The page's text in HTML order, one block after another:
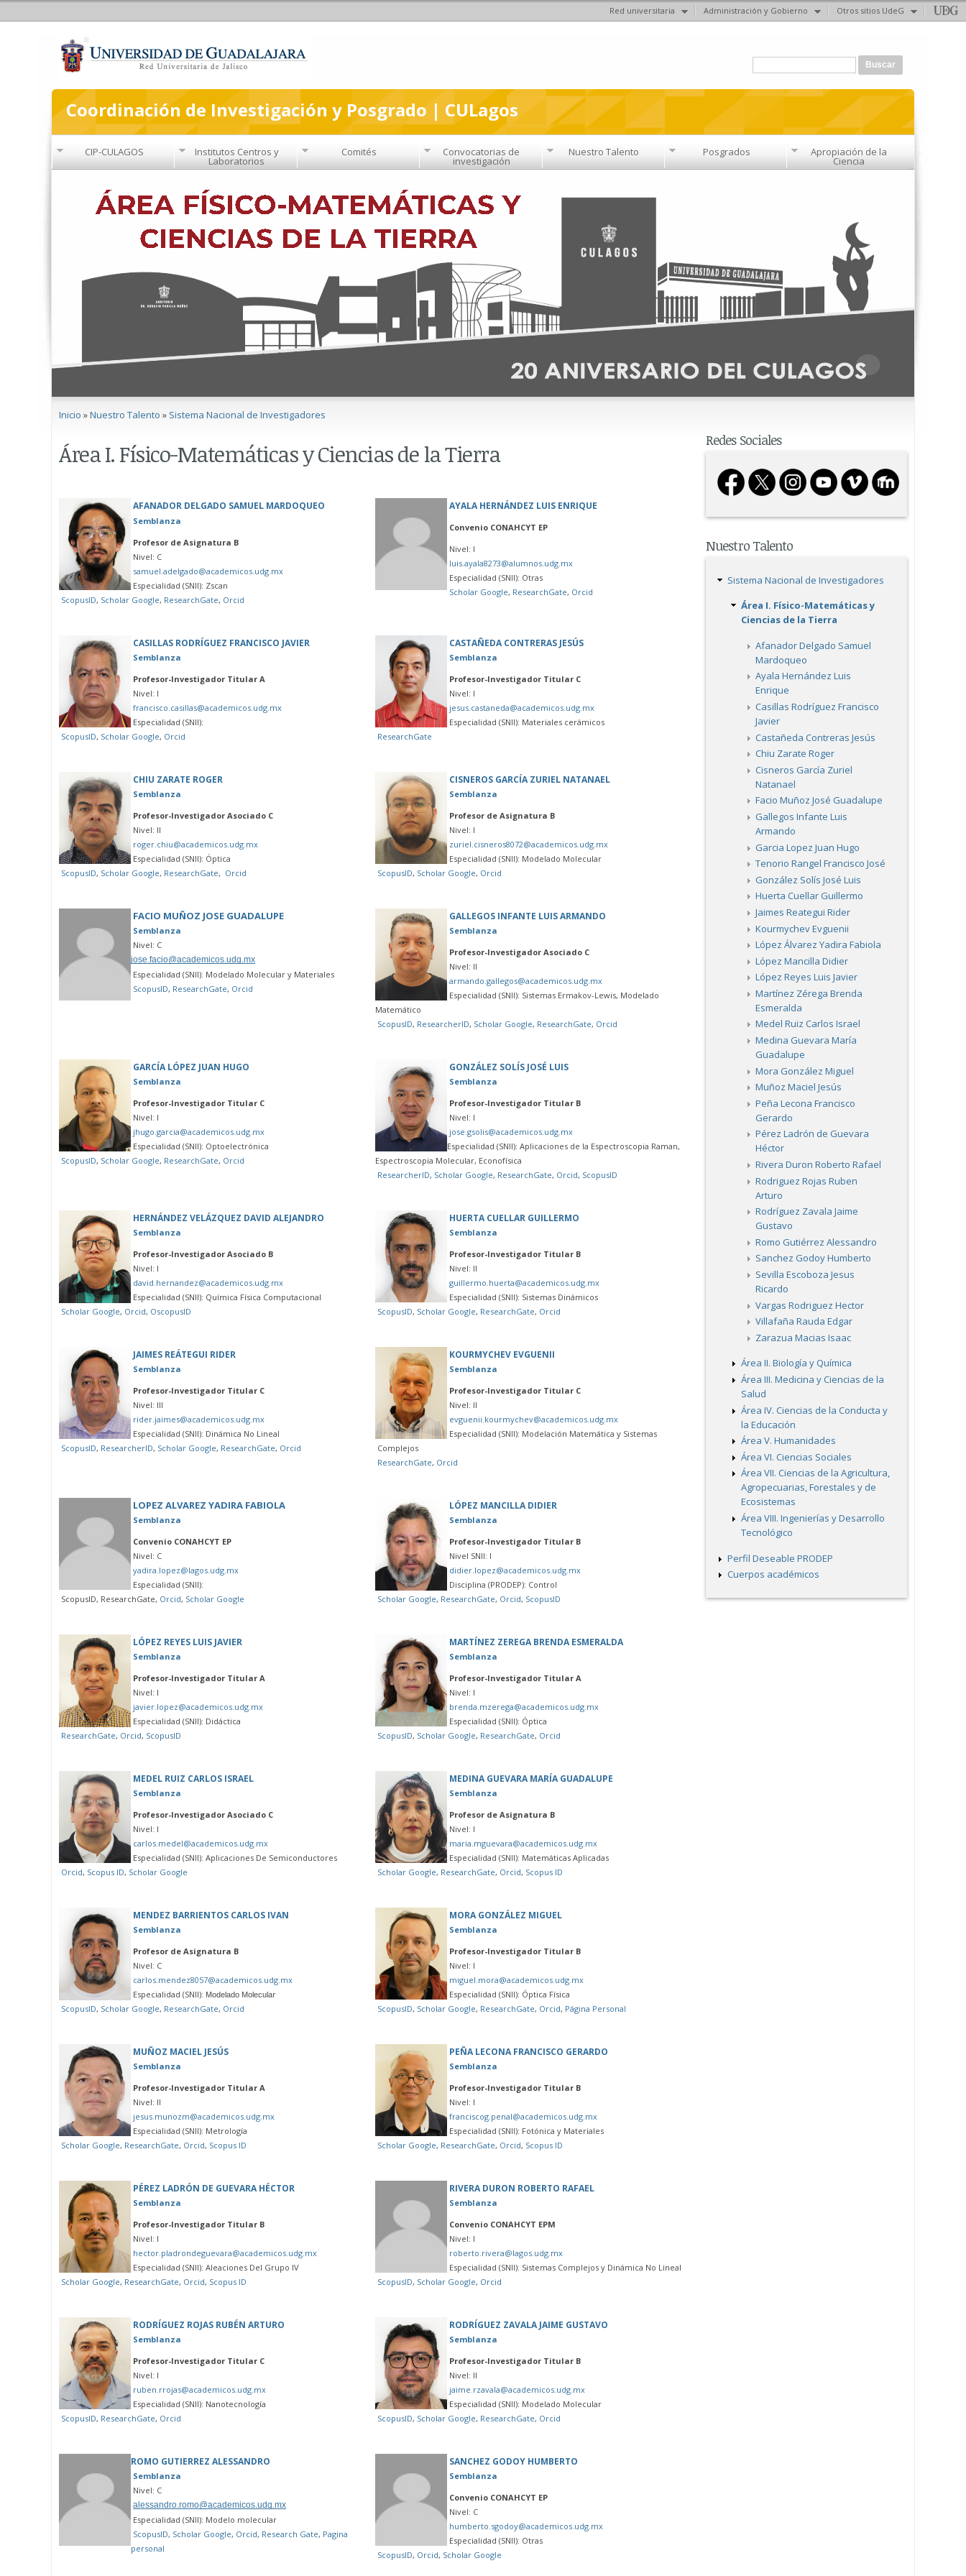
Red universitaria Administración y Gobierno Otros sitios UdeG
Formulario de búsqueda
Coordinación de Investigación y Posgrado | CULagos
CIP-CULAGOS Institutos Centros y
Laboratorios
Comités Convocatorias de
investigación
Nuestro Talento Posgrados Apropiación de la
Ciencia
Inicio »Nuestro Talento » Sistema Nacional de Investigadores
Área I. Físico-Matemáticas y Ciencias de la Tierra
AFANADOR DELGADO SAMUEL MARDOQUEO
Semblanza
Profesor de Asignatura B
Nivel: C
samuel.adelgado@academicos.udg.mx
Especialidad (SNII): Zscan
ScopusID, Scholar Google, ResearchGate, Orcid
AYALA HERNÁNDEZ LUIS ENRIQUE
Convenio CONAHCYT EP
Nivel: I
luis.ayala8273@alumnos.udg.mx
Especialidad (SNII): Otras
Scholar Google, ResearchGate, Orcid
CASILLAS RODRÍGUEZ FRANCISCO JAVIER
Semblanza
Profesor-Investigador Titular A
Nivel: I
francisco.casillas@academicos.udg.mx
Especialidad (SNII):
ScopusID, Scholar Google, Orcid
CASTAÑEDA CONTRERAS JESÚS
Semblanza
Profesor-Investigador Titular C
Nivel: I
jesus.castaneda@academicos.udg.mx
Especialidad (SNII): Materiales cerámicos
ResearchGate
CHIU ZARATE ROGER
Semblanza
Profesor-Investigador Asociado C
Nivel: II
roger.chiu@academicos.udg.mx
Especialidad (SNII): Óptica
ScopusID, Scholar Google, ResearchGate, Orcid
CISNEROS GARCÍA ZURIEL NATANAEL
Semblanza
Profesor de Asignatura B
Nivel: I
zuriel.cisneros8072@academicos.udg.mx
Especialidad (SNII): Modelado Molecular
ScopusID, Scholar Google, Orcid
FACIO MUÑOZ JOSE GUADALUPE
Semblanza
Nivel: C
jose.facio@academicos.udg.mx
Especialidad (SNII): Modelado Molecular y Materiales
ScopusID, ResearchGate, Orcid
GALLEGOS INFANTE LUIS ARMANDO
Semblanza
Profesor-Investigador Asociado C
Nivel: II
armando.gallegos@academicos.udg.mx
Especialidad (SNII): Sistemas Ermakov-Lewis, Modelado
Matemático
ScopusID, ResearcherID, Scholar Google, ResearchGate, Orcid
GARCÍA LÓPEZ JUAN HUGO
Semblanza
Profesor-Investigador Titular C
Nivel: I
jhugo.garcia@academicos.udg.mx
Especialidad (SNII): Optoelectrónica
ScopusID, Scholar Google, ResearchGate, Orcid
GONZÁLEZ SOLÍS JOSÉ LUIS
Semblanza
Profesor-Investigador Titular B
Nivel: I
jose.gsolis@academicos.udg.mx
Especialidad (SNII): Aplicaciones de la Espectroscopia Raman,
Espectroscopia Molecular, Econofísica
ResearcherID, Scholar Google, ResearchGate, Orcid, ScopusID
HERNÁNDEZ VELÁZQUEZ DAVID ALEJANDRO
Semblanza
Profesor-Investigador Asociado B
Nivel: I
david.hernandez@academicos.udg.mx
Especialidad (SNII): Química Física Computacional
Scholar Google, Orcid, OscopusID
HUERTA CUELLAR GUILLERMO
Semblanza
Profesor-Investigador Titular B
Nivel: II
guillermo.huerta@academicos.udg.mx
Especialidad (SNII): Sistemas Dinámicos
ScopusID, Scholar Google, ResearchGate, Orcid
JAIMES REÁTEGUI RIDER
Semblanza
Profesor-Investigador Titular C
Nivel: III
rider.jaimes@academicos.udg.mx
Especialidad (SNII): Dinámica No Lineal
ScopusID, ResearcherID, Scholar Google, ResearchGate, Orcid
KOURMYCHEV EVGUENII
Semblanza
Profesor-Investigador Titular C
Nivel: II
evguenii.kourmychev@academicos.udg.mx
Especialidad (SNII): Modelación Matemática y Sistemas
Complejos
ResearchGate, Orcid
LOPEZ ALVAREZ YADIRA FABIOLA
Semblanza
Convenio CONAHCYT EP
Nivel: C
yadira.lopez@lagos.udg.mx
Especialidad (SNII):
ScopusID, ResearchGate, Orcid, Scholar Google
LÓPEZ MANCILLA DIDIER
Semblanza
Profesor-Investigador Titular B
Nivel SNII: I
didier.lopez@academicos.udg.mx
Disciplina (PRODEP): Control
Scholar Google, ResearchGate, Orcid, ScopusID
LÓPEZ REYES LUIS JAVIER
Semblanza
Profesor-Investigador Titular A
Nivel: I
javier.lopez@academicos.udg.mx
Especialidad (SNII): Didáctica
ResearchGate, Orcid, ScopusID
MARTÍNEZ ZEREGA BRENDA ESMERALDA
Semblanza
Profesor-Investigador Titular A
Nivel: I
brenda.mzerega@academicos.udg.mx
Especialidad (SNII): Óptica
ScopusID, Scholar Google, ResearchGate, Orcid
MEDEL RUIZ CARLOS ISRAEL
Semblanza
Profesor-Investigador Asociado C
Nivel: I
carlos.medel@academicos.udg.mx
Especialidad (SNII): Aplicaciones De Semiconductores
Orcid, Scopus ID, Scholar Google
MEDINA GUEVARA MARÍA GUADALUPE
Semblanza
Profesor de Asignatura B
Nivel: I
maria.mguevara@academicos.udg.mx
Especialidad (SNII): Matemáticas Aplicadas
Scholar Google, ResearchGate, Orcid, Scopus ID
MENDEZ BARRIENTOS CARLOS IVAN
Semblanza
Profesor de Asignatura B
Nivel: C
carlos.mendez8057@academicos.udg.mx
Especialidad (SNII): Modelado Molecular
ScopusID, Scholar Google, ResearchGate, Orcid
MORA GONZÁLEZ MIGUEL
Semblanza
Profesor-Investigador Titular B
Nivel: I
miguel.mora@academicos.udg.mx
Especialidad (SNII): Óptica Física
ScopusID, Scholar Google, ResearchGate, Orcid, Página Personal
MUÑOZ MACIEL JESÚS
Semblanza
Profesor-Investigador Titular A
Nivel: II
jesus.munozm@academicos.udg.mx
Especialidad (SNII): Metrología
Scholar Google, ResearchGate, Orcid, Scopus ID
PEÑA LECONA FRANCISCO GERARDO
Semblanza
Profesor-Investigador Titular B
Nivel: I
franciscog.penal@academicos.udg.mx
Especialidad (SNII): Fotónica y Materiales
Scholar Google, ResearchGate, Orcid, Scopus ID
PÉREZ LADRÓN DE GUEVARA HÉCTOR
Semblanza
Profesor-Investigador Titular B
Nivel: I
hector.pladrondeguevara@academicos.udg.mx
Especialidad (SNII): Aleaciones Del Grupo IV
Scholar Google, ResearchGate, Orcid, Scopus ID
RIVERA DURON ROBERTO RAFAEL
Semblanza
Convenio CONAHCYT EPM
Nivel: I
roberto.rivera@lagos.udg.mx
Especialidad (SNII): Sistemas Complejos y Dinámica No Lineal
ScopusID, Scholar Google, Orcid
RODRÍGUEZ ROJAS RUBÉN ARTURO
Semblanza
Profesor-Investigador Titular C
Nivel: I
ruben.rrojas@academicos.udg.mx
Especialidad (SNII): Nanotecnología
ScopusID, ResearchGate, Orcid
RODRÍGUEZ ZAVALA JAIME GUSTAVO
Semblanza
Profesor-Investigador Titular B
Nivel: II
jaime.rzavala@academicos.udg.mx
Especialidad (SNII): Modelado Molecular
ScopusID, Scholar Google, ResearchGate, Orcid
ROMO GUTIERREZ ALESSANDRO
Semblanza
Nivel: C
alessandro.romo@academicos.udg.mx
Especialidad (SNII): Modelo molecular
ScopusID, Scholar Google, Orcid, Research Gate, Pagina
personal
SANCHEZ GODOY HUMBERTO
Semblanza
Convenio CONAHCYT EP
Nivel: C
humberto.sgodoy@academicos.udg.mx
Especialidad (SNII): Otras
ScopusID, Orcid, Scholar Google
Redes Sociales
Nuestro Talento
Sistema Nacional de Investigadores
Área I. Físico-Matemáticas y
Ciencias de la Tierra
Afanador Delgado Samuel
Mardoqueo
Ayala Hernández Luis
Enrique
Casillas Rodríguez Francisco
Javier
Castañeda Contreras Jesús
Chiu Zarate Roger
Cisneros García Zuriel
Natanael
Facio Muñoz José Guadalupe
Gallegos Infante Luis
Armando
Garcia Lopez Juan Hugo
Tenorio Rangel Francisco José
González Solís José Luis
Huerta Cuellar Guillermo
Jaimes Reategui Rider
Kourmychev Evguenii
López Álvarez Yadira Fabiola
López Mancilla Didier
López Reyes Luis Javier
Martínez Zérega Brenda
Esmeralda
Medel Ruiz Carlos Israel
Medina Guevara María
Guadalupe
Mora González Miguel
Muñoz Maciel Jesús
Peña Lecona Francisco
Gerardo
Pérez Ladrón de Guevara
Héctor
Rivera Duron Roberto Rafael
Rodriguez Rojas Ruben
Arturo
Rodríguez Zavala Jaime
Gustavo
Romo Gutiérrez Alessandro
Sanchez Godoy Humberto
Sevilla Escoboza Jesus
Ricardo
Vargas Rodriguez Hector
Villafaña Rauda Edgar
Zarazua Macias Isaac
Área II. Biología y Química
Área III. Medicina y Ciencias de la
Salud
Área IV. Ciencias de la Conducta y
la Educación
Área V. Humanidades
Área VI. Ciencias Sociales
Área VII. Ciencias de la Agricultura,
Agropecuarias, Forestales y de
Ecosistemas
Área VIII. Ingenierías y Desarrollo
Tecnológico
Perfil Deseable PRODEP
Cuerpos académicos